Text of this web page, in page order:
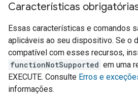
Características
Essas características e comandos
aplicáveis ao seu dispositivo. Se o
compatível com esses recursos,
functionNotSupported em uma
EXECUTE. Consulte Erros e
informações.